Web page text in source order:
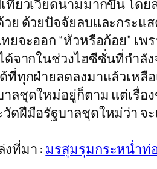
ที่ยวเวียดนามมากขึ้น โด
ย ด้วยปัจจัยลบและกระแ
ยจะออก “หัวหรือก้อย” เ
ด้จากในช่วงไฮซีซั่นที่กำลั
ที่ทุกฝ่ายลดลงมาแล้วเหลื
ลชุดใหม่อยู่ก็ตาม แต่เรื่อ
ดฝีมือรัฐบาลชุดใหม่ว่า จ
ที่มา : มรสุมรุมกระหน่ำท่